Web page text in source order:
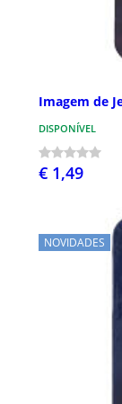
Imagem de
DISPONÍVEL
€ 1,49
NOVIDADES